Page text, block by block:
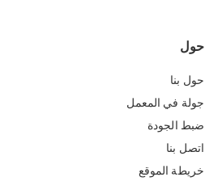
حول
حول بنا
جولة في المعمل
ضبط الجودة
اتصل بنا
خريطة الموقع